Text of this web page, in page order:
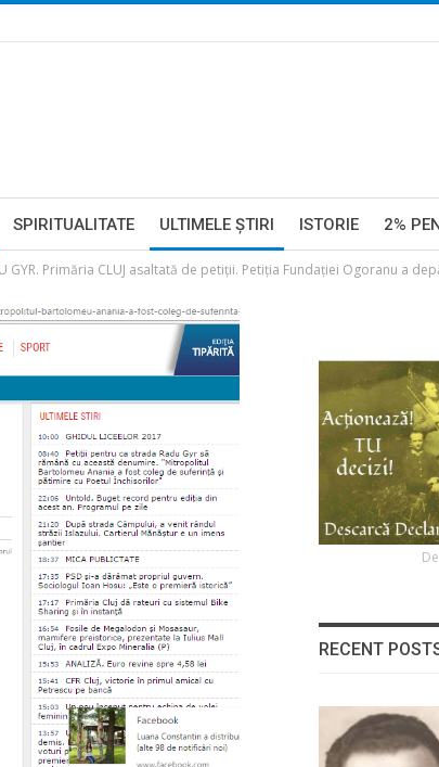
SPIRITUALITATE ULTIMELE ŞTIRI ISTORIE 2%
GYR. Primăria CLUJ asaltată de petiţii. Petiţia Fundaţiei Ogoranu a
RECENT